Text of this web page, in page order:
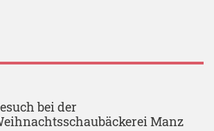
bei der
Manz